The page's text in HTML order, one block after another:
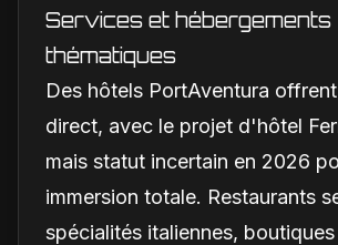
Services et hébergements
thématiques
Des hôtels PortAventura
direct, avec le projet d'hôtel
mais statut incertain en 2026
immersion totale. Restaurants
spécialités italiennes,